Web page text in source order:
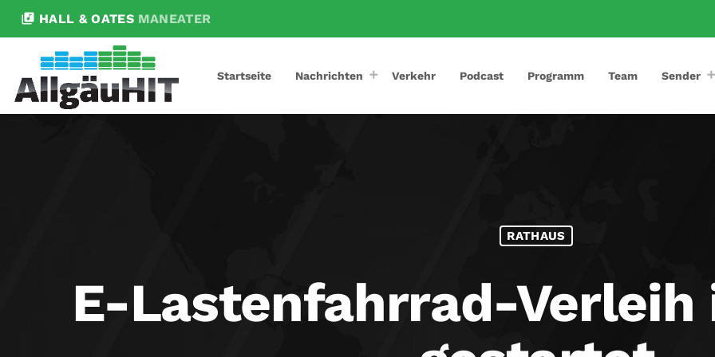
library_music HALL & OATES MANEATER
Startseite Nachrichten Verkehr Podcast Programm Team Sender
RATHAUS
E-Lastenfahrrad-Verleih